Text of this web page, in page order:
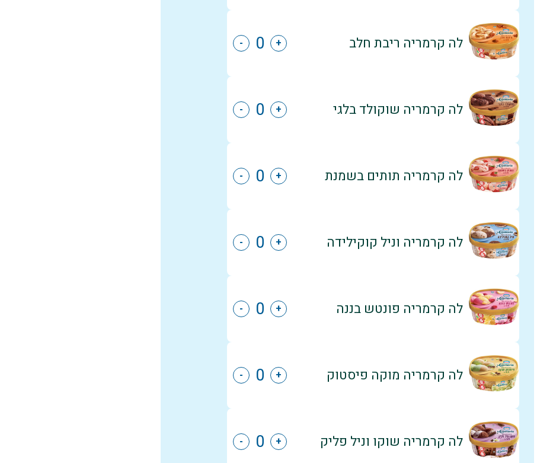
לה קרמריה ריבת חלב +
-
לה קרמריה שוקולד בלגי +
-
לה קרמריה תותים בשמנת +
-
לה קרמריה וניל קוקילידה +
-
לה קרמריה פונטש בננה +
-
לה קרמריה מוקה פיסטוק +
-
לה קרמריה שוקו וניל פליק +
-